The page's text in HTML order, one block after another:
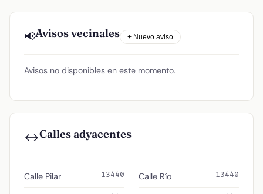
📢Avisos vecinales + Nuevo aviso
Avisos no disponibles en este momento.
↔️Calles adyacentes
Calle Pilar 13440 Calle Río 13440